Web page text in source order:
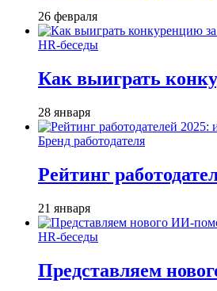
26 февраля
HR-беседы
Как выиграть
28 января
Бренд работодателя
Рейтинг
21 января
HR-беседы
Представляем